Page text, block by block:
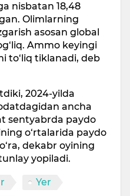
nisbatan 18,48
Olimlarning
asosan global
Ammo keyingi
to‘liq tiklanadi, deb
2024-yilda
ancha
sentyabrda paydo
o‘rtalarida paydo
dekabr oyining
yopiladi.
Yer